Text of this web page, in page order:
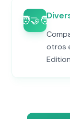
🧑‍🤝‍🧑
otros